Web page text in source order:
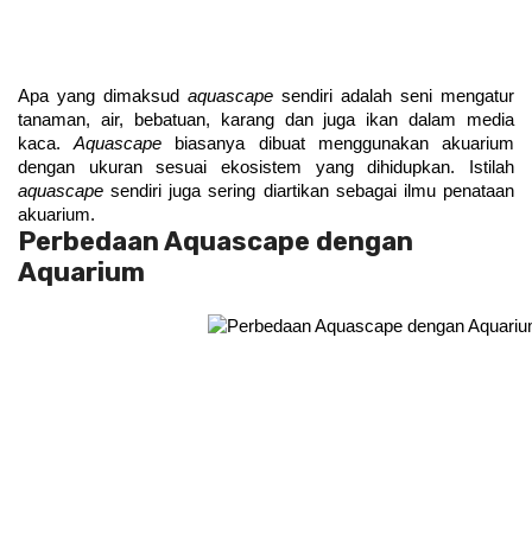
Apa yang dimaksud aquascape sendiri adalah seni mengatur
tanaman, air, bebatuan, karang dan juga ikan dalam media
kaca. Aquascape biasanya dibuat menggunakan akuarium
aquascape sendiri juga sering diartikan sebagai ilmu penataan
akuarium.
Perbedaan Aquascape dengan
Aquarium